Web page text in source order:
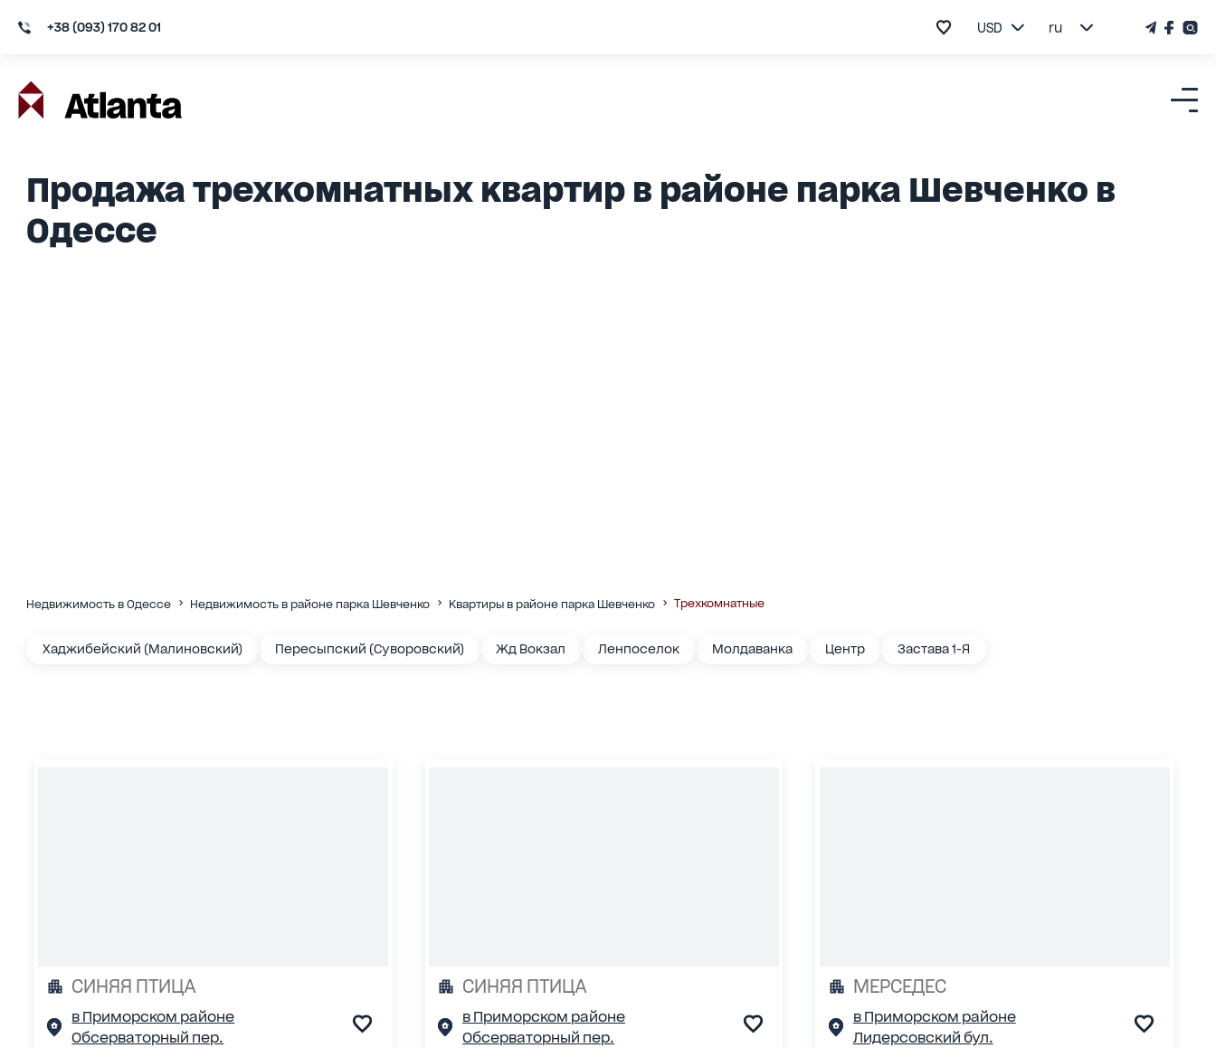
+38 (093) 170 82 01 USD ru
Продажа трехкомнатных квартир в районе парка Шевченко в
Одессе
Недвижимость в Одессе Недвижимость в районе парка Шевченко Квартиры в районе парка Шевченко Трехкомнатные
Хаджибейский (Малиновский) Пересыпский (Суворовский) Жд Вокзал Ленпоселок Молдаванка Центр Застава 1-Я
СИНЯЯ ПТИЦА
в Приморском районе
Обсерваторный пер.
СИНЯЯ ПТИЦА
в Приморском районе
Обсерваторный пер.
МЕРСЕДЕС
в Приморском районе
Лидерсовский бул.